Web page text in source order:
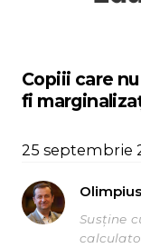
Copiii care
fi
25 septembrie
Susține